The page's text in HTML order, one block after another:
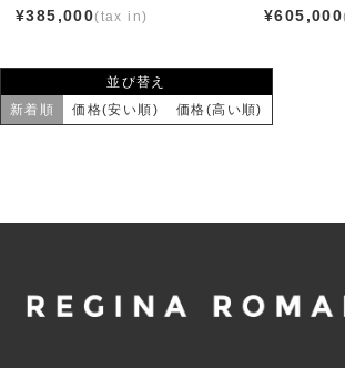
¥385,000
¥605,000
並び替え
新着順
価格(安い順) 価格(高い順)